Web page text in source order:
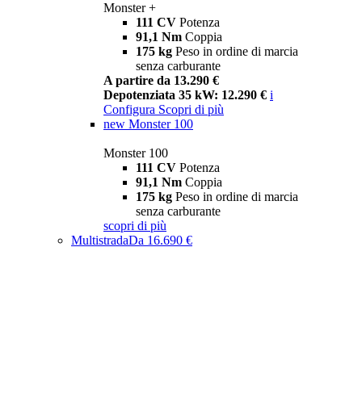
Monster +
111 CV Potenza
91,1 Nm Coppia
175 kg Peso in ordine di marcia
senza carburante
A partire da 13.290 €
Depotenziata 35 kW: 12.290 € i
Configura Scopri di più
new Monster 100
Monster 100
111 CV Potenza
91,1 Nm Coppia
175 kg Peso in ordine di marcia
senza carburante
scopri di più
MultistradaDa 16.690 €